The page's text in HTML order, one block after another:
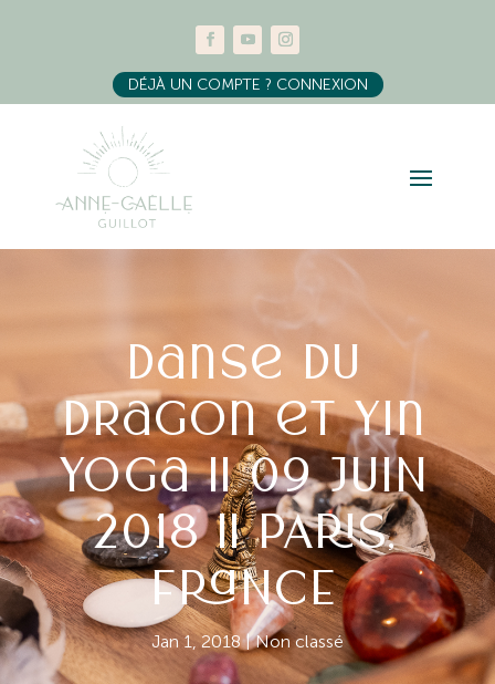
DÉJÀ UN COMPTE ? CONNEXION
Danse du
dragon et yin
yoga || 09 JUIN
2018 || PARIS,
FRANCE
Jan 1, 2018|Non classé